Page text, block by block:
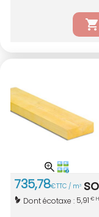
735,78€TTC / m3
Dont écotaxe : 5,91 €